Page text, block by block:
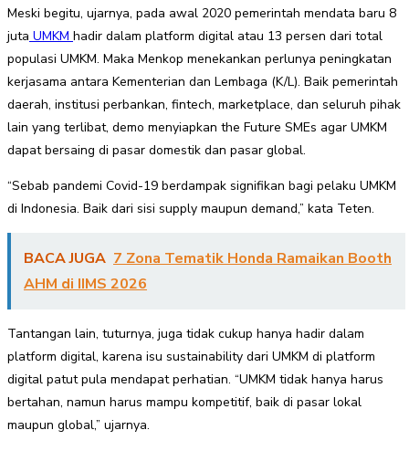
Meski begitu, ujarnya, pada awal 2020 pemerintah mendata baru 8
juta UMKM hadir dalam platform digital atau 13 persen dari total
populasi UMKM. Maka Menkop menekankan perlunya peningkatan
kerjasama antara Kementerian dan Lembaga (K/L). Baik pemerintah
daerah, institusi perbankan, fintech, marketplace, dan seluruh pihak
lain yang terlibat, demo menyiapkan the Future SMEs agar UMKM
dapat bersaing di pasar domestik dan pasar global.
“Sebab pandemi Covid-19 berdampak signifikan bagi pelaku UMKM
di Indonesia. Baik dari sisi supply maupun demand,” kata Teten.
BACA JUGA 7 Zona Tematik Honda Ramaikan Booth
AHM di IIMS 2026
Tantangan lain, tuturnya, juga tidak cukup hanya hadir dalam
platform digital, karena isu sustainability dari UMKM di platform
digital patut pula mendapat perhatian. “UMKM tidak hanya harus
bertahan, namun harus mampu kompetitif, baik di pasar lokal
maupun global,” ujarnya.